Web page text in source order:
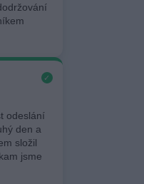
✓
odeslání
den a
složil
jsme